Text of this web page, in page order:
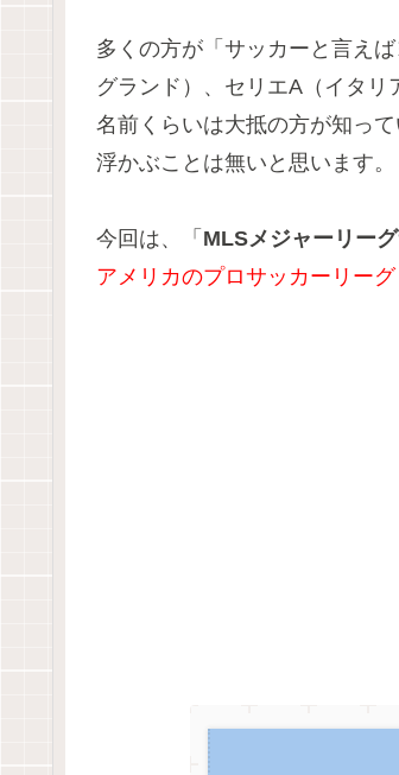
多くの方が「サッカーと言え
グランド）、セリエA（イタ
名前くらいは大抵の方が知っ
浮かぶことは無いと思います。
今回は、「 MLSメジャーリー
アメリカのプロサッカーリー